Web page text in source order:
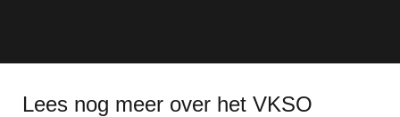
Lees nog meer over het VKSO